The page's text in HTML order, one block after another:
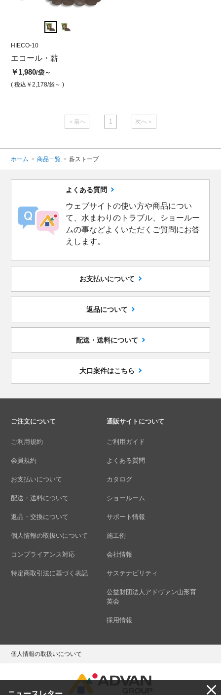
HIECO-10
エコール・薪
￥1,980/袋～
( 税込￥2,178/袋～ )
＜前へ 1 次へ＞
ホーム > 商品一覧 > 薪ストーブ
よくある質問
ウェブサイトの使い方や商品につい
て、水まわりのトラブル、ショールー
ムの事などよくいただくご質問にお答
えします。
お支払いについて
返品について
配送・送料について
大口案件はこちら
ご注文について
ご利用規約
会員規約
お支払いについて
配送・送料について
返品・交換について
個人情報の取扱いについて
コンプライアンス対応
特定商取引法に基づく表記
通販サイトについて
ご利用ガイド
よくある質問
カタログ
ショールーム
サポート情報
施工例
会社情報
サステナビリティ
公益財団法人アドヴァン山形育
英会
採用情報
個人情報の取扱いについて